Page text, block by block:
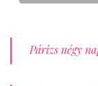
Párizs négy